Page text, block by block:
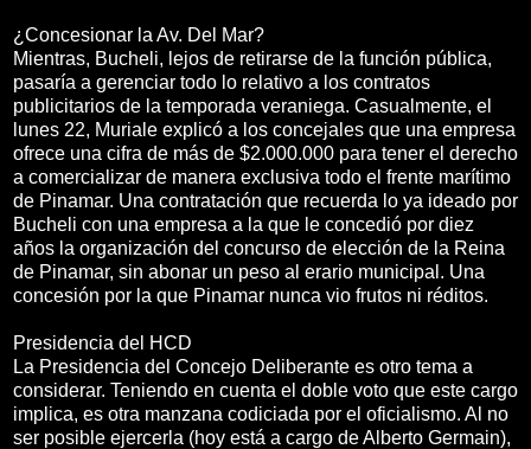
¿Concesionar la Av. Del Mar?
Mientras, Bucheli, lejos de retirarse de la función pública,
pasaría a gerenciar todo lo relativo a los contratos
publicitarios de la temporada veraniega. Casualmente, el
lunes 22, Muriale explicó a los concejales que una empresa
ofrece una cifra de más de $2.000.000 para tener el derecho
a comercializar de manera exclusiva todo el frente marítimo
de Pinamar. Una contratación que recuerda lo ya ideado por
Bucheli con una empresa a la que le concedió por diez
años la organización del concurso de elección de la Reina
de Pinamar, sin abonar un peso al erario municipal. Una
concesión por la que Pinamar nunca vio frutos ni réditos.
Presidencia del HCD
La Presidencia del Concejo Deliberante es otro tema a
considerar. Teniendo en cuenta el doble voto que este cargo
implica, es otra manzana codiciada por el oficialismo. Al no
ser posible ejercerla (hoy está a cargo de Alberto Germain),